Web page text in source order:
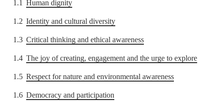
1.1 Human dignity
1.2 Identity and cultural diversity
1.3 Critical thinking and ethical awareness
1.4 The joy of creating, engagement and the urge to explore
1.5 Respect for nature and environmental awareness
1.6 Democracy and participation